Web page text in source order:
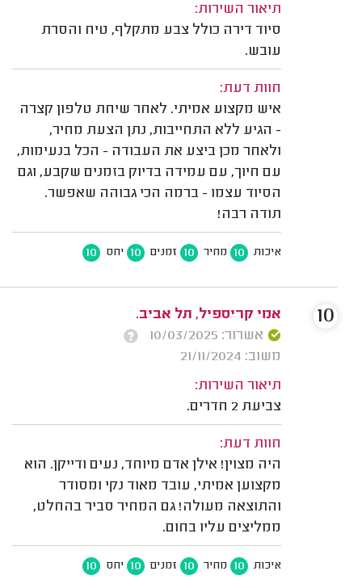
תיאור השירות:
סיוד דירה כולל צבע מתקלף, טיח והסרת
עובש.
חוות דעת:
איש מקצוע אמיתי. לאחר שיחת טלפון קצרה
- הגיע ללא התחייבות, נתן הצעת מחיר,
ולאחר מכן ביצע את העבודה - הכל בנעימות,
עם חיוך, עם עמידה בדיוק בזמנים שקבע, וגם
הסיוד עצמו - ברמה הכי גבוהה שאפשר.
תודה רבה!
איכות 10 מחיר 10 זמנים 10 יחס 10
אמי קריספיל, תל אביב.
אשרור: 10/03/2025
משוב: 21/11/2024
תיאור השירות:
צביעת 2 חדרים.
חוות דעת:
היה מצוין! אילן אדם מיוחד, נעים ודייקן. הוא
מקצוען אמיתי, עובד מאוד נקי ומסודר
והתוצאה מעולה! גם המחיר סביר בהחלט,
ממליצים עליו בחום.
איכות 10 מחיר 10 זמנים 10 יחס 10
10